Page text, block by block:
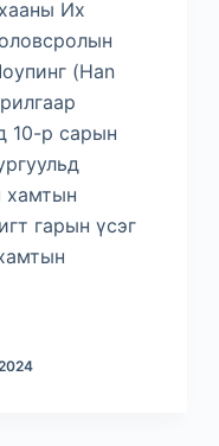
Их
(Han
10-р сарын
хамтын
гарын үсэг